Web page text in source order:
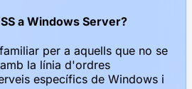
a Windows Server?
per a aquells que no se
la línia d'ordres
específics de Windows i